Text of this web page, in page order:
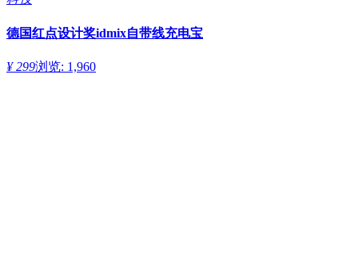
德国红点设计奖idmix自带线充电宝
¥ 299浏览: 1,960